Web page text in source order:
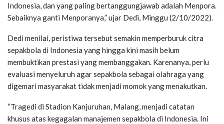
Indonesia, dan yang paling bertanggungjawab adalah Menpora.
Sebaiknya ganti Menporanya,” ujar Dedi, Minggu (2/10/2022).
Dedi menilai, peristiwa tersebut semakin memperburuk citra
sepakbola di Indonesia yang hingga kini masih belum
membuktikan prestasi yang membanggakan. Karenanya, perlu
evaluasi menyeluruh agar sepakbola sebagai olahraga yang
digemari masyarakat tidak menjadi momok yang menakutkan.
“Tragedi di Stadion Kanjuruhan, Malang, menjadi catatan
khusus atas kegagalan manajemen sepakbola di Indonesia. Ini